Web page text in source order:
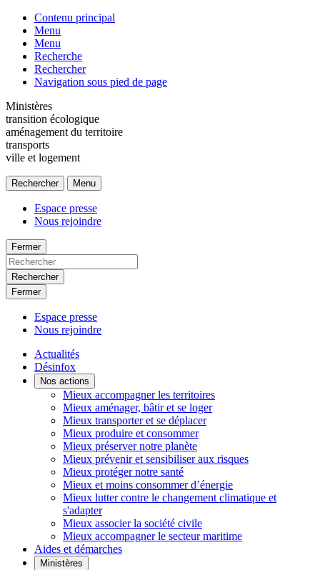
Contenu principal
Menu
Menu
Recherche
Rechercher
Navigation sous pied de page
Ministères
transition écologique
aménagement du territoire
transports
ville et logement
Rechercher Menu
Espace presse
Nous rejoindre
Fermer
Rechercher
Fermer
Espace presse
Nous rejoindre
Actualités
Désinfox
Nos actions
Mieux accompagner les territoires
Mieux aménager, bâtir et se loger
Mieux transporter et se déplacer
Mieux produire et consommer
Mieux préserver notre planète
Mieux prévenir et sensibiliser aux risques
Mieux protéger notre santé
Mieux et moins consommer d’énergie
Mieux lutter contre le changement climatique et
s'adapter
Mieux associer la société civile
Mieux accompagner le secteur maritime
Aides et démarches
Ministères